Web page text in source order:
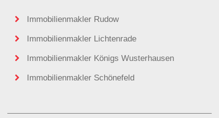
Immobilienmakler Rudow
Immobilienmakler Lichtenrade
Immobilienmakler Königs Wusterhausen
Immobilienmakler Schönefeld